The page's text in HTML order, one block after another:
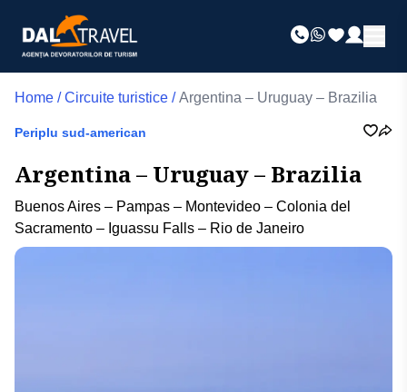
Home / Circuite turistice / Argentina – Uruguay – Brazilia
Periplu sud-american
Argentina – Uruguay – Brazilia
Buenos Aires – Pampas – Montevideo – Colonia del
Sacramento – Iguassu Falls – Rio de Janeiro